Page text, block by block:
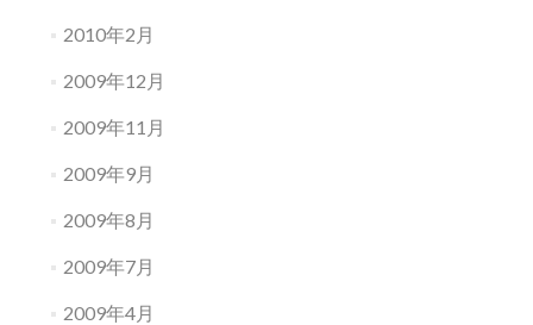
2010年2月
2009年12月
2009年11月
2009年9月
2009年8月
2009年7月
2009年4月